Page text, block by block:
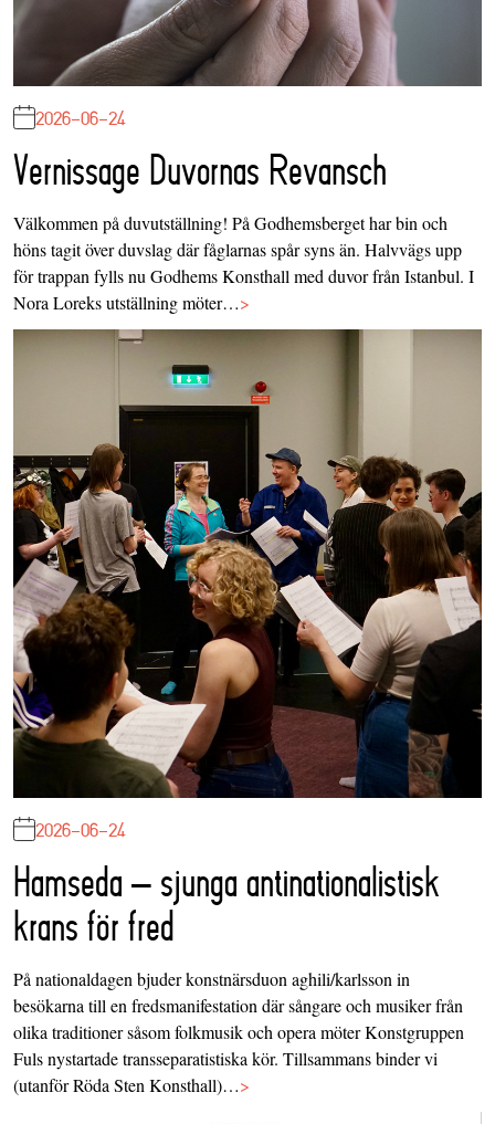
2026-06-24
Vernissage Duvornas Revansch
Välkommen på duvutställning! På Godhemsberget har bin och
höns tagit över duvslag där fåglarnas spår syns än. Halvvägs upp
för trappan fylls nu Godhems Konsthall med duvor från Istanbul. I
Nora Loreks utställning möter…>
2026-06-24
Hamseda – sjunga antinationalistisk
krans för fred
På nationaldagen bjuder konstnärsduon aghili/karlsson in
besökarna till en fredsmanifestation där sångare och musiker från
olika traditioner såsom folkmusik och opera möter Konstgruppen
Fuls nystartade transseparatistiska kör. Tillsammans binder vi
(utanför Röda Sten Konsthall)…>